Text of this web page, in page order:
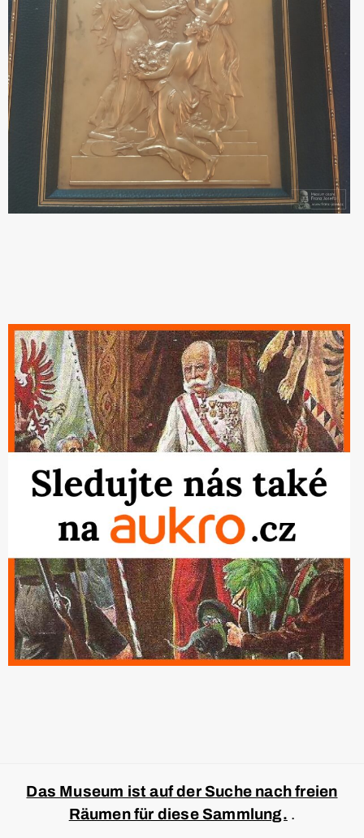
Das Museum ist auf der Suche nach freien
Räumen für diese Sammlung. .